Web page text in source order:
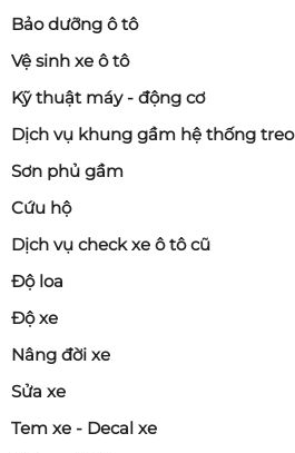
Bảo dưỡng ô tô
Vệ sinh xe ô tô
Kỹ thuật máy - động cơ
Dịch vụ khung gầm hệ thống treo
Sơn phủ gầm
Cứu hộ
Dịch vụ check xe ô tô cũ
Độ loa
Độ xe
Nâng đời xe
Sửa xe
Tem xe - Decal xe